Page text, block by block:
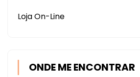
Loja On-Line
ONDE ME ENCONTRAR